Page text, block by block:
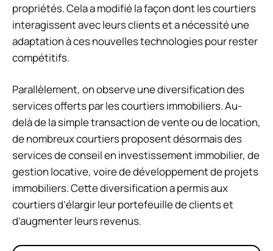
propriétés. Cela a modifié la façon dont les courtiers
interagissent avec leurs clients et a nécessité une
adaptation à ces nouvelles technologies pour rester
compétitifs.
Parallèlement, on observe une diversification des
services offerts par les courtiers immobiliers. Au-
delà de la simple transaction de vente ou de location,
de nombreux courtiers proposent désormais des
services de conseil en investissement immobilier, de
gestion locative, voire de développement de projets
immobiliers. Cette diversification a permis aux
courtiers d’élargir leur portefeuille de clients et
d’augmenter leurs revenus.